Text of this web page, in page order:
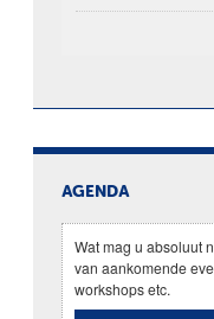
AGENDA
Wat mag u absoluut
van aankomende
workshops etc.